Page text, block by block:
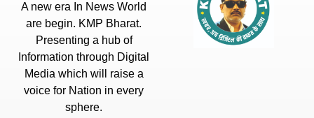
A new era In News World
are begin. KMP Bharat.
Presenting a hub of
Information through Digital
Media which will raise a
voice for Nation in every
sphere.